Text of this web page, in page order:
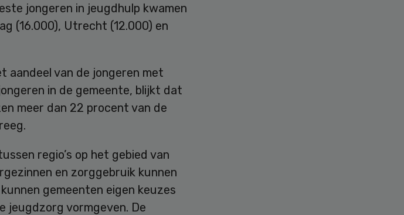
jongeren in jeugdhulp kwamen
(16.000), Utrecht (12.000) en
aandeel van de jongeren met
in de gemeente, blijkt dat
meer dan 22 procent van de
regio’s op het gebied van
en zorggebruik kunnen
gemeenten eigen keuzes
jeugdzorg vormgeven. De